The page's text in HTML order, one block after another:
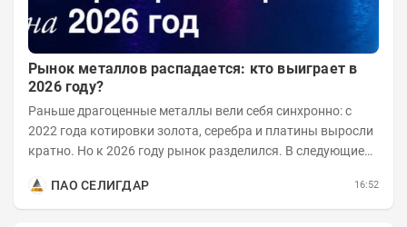
Рынок металлов распадается: кто выиграет в
2026 году?
Раньше драгоценные металлы вели себя синхронно: с
2022 года котировки золота, серебра и платины выросли
кратно. Но к 2026 году рынок разделился. В следующие
ПАО СЕЛИГДАР
16:52